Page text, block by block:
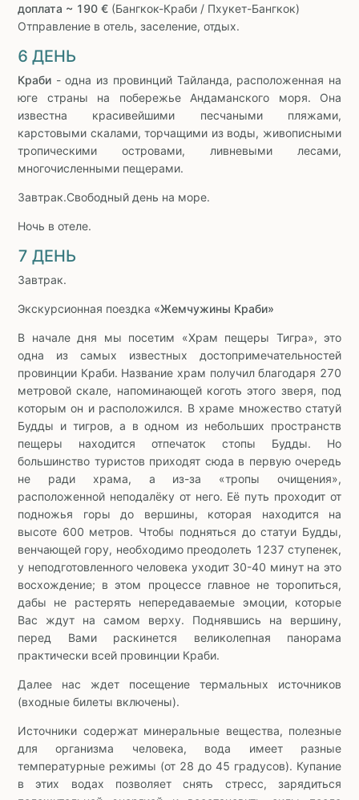
доплата ~ 190 € (Бангкок-Краби / Пхукет-Бангкок)
Отправление в отель, заселение, отдых.
6 ДЕНЬ
Краби - одна из провинций Тайланда, расположенная на
юге страны на побережье Андаманского моря. Она
известна красивейшими песчаными пляжами,
карстовыми скалами, торчащими из воды, живописными
тропическими островами, ливневыми лесами,
многочисленными пещерами.
Завтрак.Свободный день на море.
Ночь в отеле.
7 ДЕНЬ
Завтрак.
Экскурсионная поездка «Жемчужины Краби»
В начале дня мы посетим «Храм пещеры Тигра», это
одна из самых известных достопримечательностей
провинции Краби. Название храм получил благодаря 270
метровой скале, напоминающей коготь этого зверя, под
которым он и расположился. В храме множество статуй
Будды и тигров, а в одном из небольших пространств
пещеры находится отпечаток стопы Будды. Но
большинство туристов приходят сюда в первую очередь
не ради храма, а из-за «тропы очищения»,
расположенной неподалёку от него. Её путь проходит от
подножья горы до вершины, которая находится на
высоте 600 метров. Чтобы подняться до статуи Будды,
венчающей гору, необходимо преодолеть 1237 ступенек,
у неподготовленного человека уходит 30-40 минут на это
восхождение; в этом процессе главное не торопиться,
дабы не растерять непередаваемые эмоции, которые
Вас ждут на самом верху. Поднявшись на вершину,
перед Вами раскинется великолепная панорама
практически всей провинции Краби.
Далее нас ждет посещение термальных источников
(входные билеты включены).
Источники содержат минеральные вещества, полезные
для организма человека, вода имеет разные
температурные режимы (от 28 до 45 градусов). Купание
в этих водах позволяет снять стресс, зарядиться